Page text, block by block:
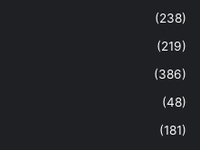
(238)
(219)
(386)
(48)
(181)